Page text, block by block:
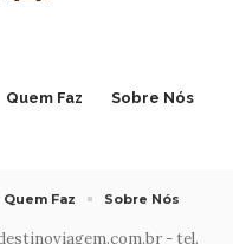
Quem Faz Sobre Nós
- tel.
Quem Faz Sobre Nós